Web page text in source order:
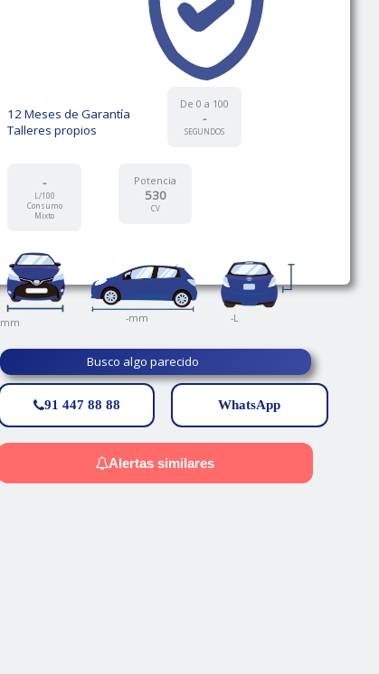
12 Meses de Garantía
Talleres propios
De 0 a 100
-
SEGUNDOS
-
L/100
Consumo
Mixto
Potencia
530
CV
-
mm
-mm -L
Busco algo parecido
91 447 88 88 WhatsApp
Alertas similares